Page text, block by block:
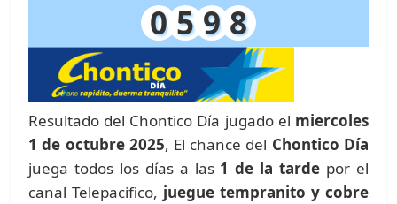
0 5 9 8
Resultado del Chontico Día jugado el miercoles
1 de octubre 2025, El chance del Chontico Día
juega todos los días a las 1 de la tarde por el
canal Telepacifico, juegue tempranito y cobre